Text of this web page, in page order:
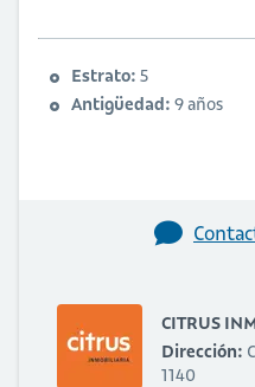
Estrato: 5
Antigüedad: 9 años
CITRUS
Dirección:
1140